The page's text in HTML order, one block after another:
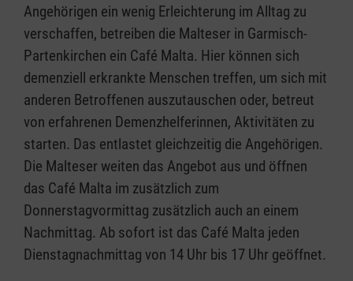
Angehörigen ein wenig Erleichterung im Alltag zu
verschaffen, betreiben die Malteser in Garmisch-
Partenkirchen ein Café Malta. Hier können sich
demenziell erkrankte Menschen treffen, um sich mit
anderen Betroffenen auszutauschen oder, betreut
von erfahrenen Demenzhelferinnen, Aktivitäten zu
starten. Das entlastet gleichzeitig die Angehörigen.
Die Malteser weiten das Angebot aus und öffnen
das Café Malta im zusätzlich zum
Donnerstagvormittag zusätzlich auch an einem
Nachmittag. Ab sofort ist das Café Malta jeden
Dienstagnachmittag von 14 Uhr bis 17 Uhr geöffnet.